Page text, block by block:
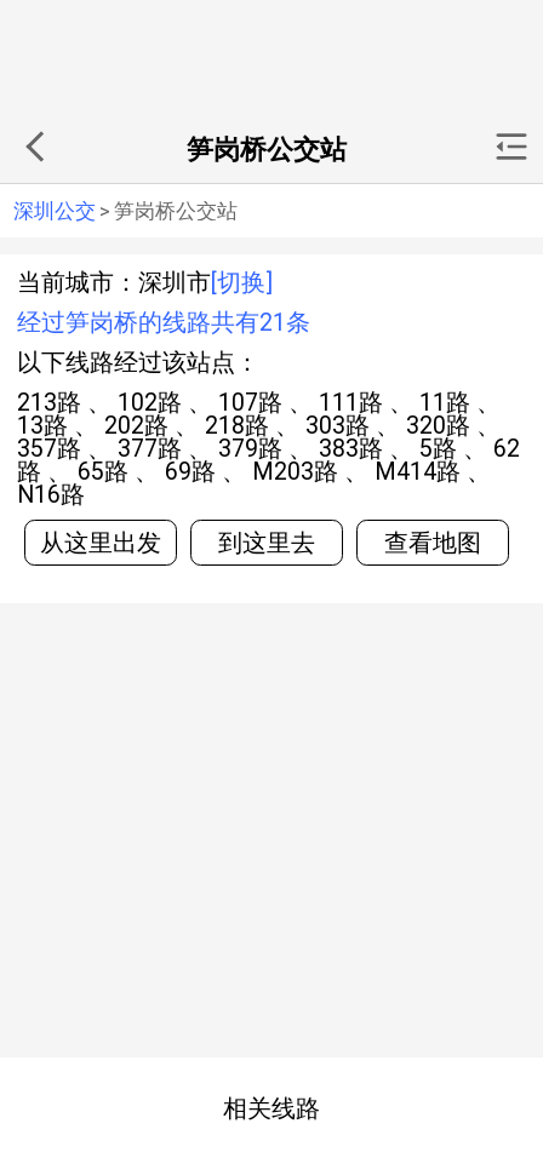
笋岗桥公交站
深圳公交 > 笋岗桥公交站
当前城市：深圳市 [切换]
经过笋岗桥的线路共有21条
以下线路经过该站点：
213路 、 102路 、 107路 、 111路 、 11路 、
13路 、 202路 、 218路 、 303路 、 320路 、
357路 、 377路 、 379路 、 383路 、 5路 、 62
路 、 65路 、 69路 、 M203路 、 M414路 、
N16路
从这里出发
到这里去 查看地图
相关线路